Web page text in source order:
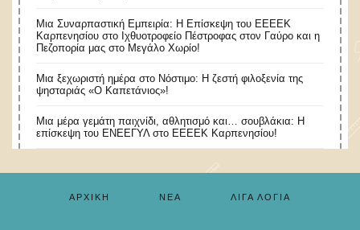
Μια Συναρπαστική Εμπειρία: Η Επίσκεψη του ΕΕΕΕΚ
Καρπενησίου στο Ιχθυοτροφείο Πέστροφας στον Γαύρο και η
Πεζοπορία μας στο Μεγάλο Χωρίο!
​Μια ξεχωριστή ημέρα στο Νόστιμο: Η ζεστή φιλοξενία της
ψησταριάς «Ο Καπετάνιος»!
Μια μέρα γεμάτη παιχνίδι, αθλητισμό και… σουβλάκια: Η
επίσκεψη του ΕΝΕΕΓΥΛ στο ΕΕΕΕΚ Καρπενησίου!
ΑΡΧΙΚΉ ΝΈΑ ΛΊΓΑ ΛΌΓΙΑ